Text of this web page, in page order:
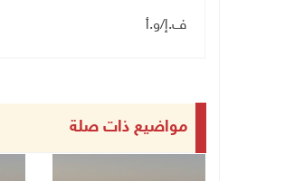
ف.إ/و.أ
مواضيع ذات صلة